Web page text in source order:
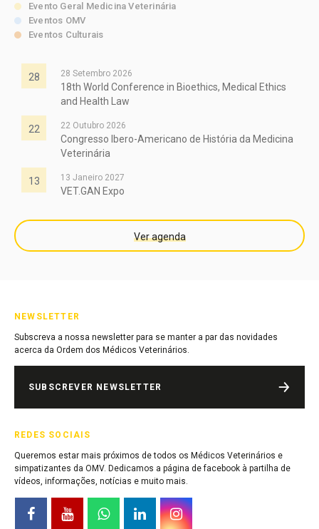
Evento Geral Medicina Veterinária
Eventos OMV
Eventos Culturais
28 28 Setembro 2026
18th World Conference in Bioethics, Medical Ethics
and Health Law
22 22 Outubro 2026
Congresso Ibero-Americano de História da Medicina
Veterinária
13 13 Janeiro 2027
VET.GAN Expo
Ver agenda
NEWSLETTER
Subscreva a nossa newsletter para se manter a par das novidades
acerca da Ordem dos Médicos Veterinários.
SUBSCREVER NEWSLETTER
REDES SOCIAIS
Queremos estar mais próximos de todos os Médicos Veterinários e
simpatizantes da OMV. Dedicamos a página de facebook à partilha de
vídeos, informações, notícias e muito mais.